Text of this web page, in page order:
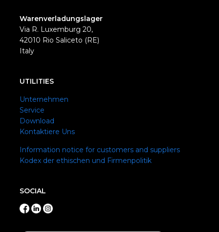
Warenverladungslager
Via R. Luxemburg 20,
42010 Rio Saliceto (RE)
Italy
UTILITIES
Unternehmen
Service
Download
Kontaktiere Uns
Information notice for customers and suppliers
Kodex der ethischen und Firmenpolitik
SOCIAL